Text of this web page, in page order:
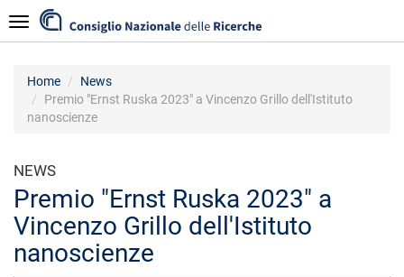
al
contenuto
Navigazione
Home
News
Premio "Ernst Ruska 2023" a Vincenzo Grillo dell'Istituto
nanoscienze
NEWS
Premio "Ernst Ruska 2023" a
Vincenzo Grillo dell'Istituto
nanoscienze